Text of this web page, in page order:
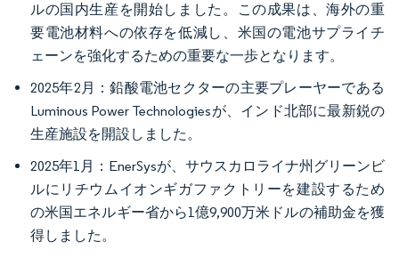
ルの国内生産を開始しました。この成果は、海外の重
要電池材料への依存を低減し、米国の電池サプライチ
ェーンを強化するための重要な一歩となります。
2025年2月：鉛酸電池セクターの主要プレーヤーである
Luminous Power Technologiesが、インド北部に最新鋭の
生産施設を開設しました。
2025年1月：EnerSysが、サウスカロライナ州グリーンビ
ルにリチウムイオンギガファクトリーを建設するため
の米国エネルギー省から1億9,900万米ドルの補助金を獲
得しました。